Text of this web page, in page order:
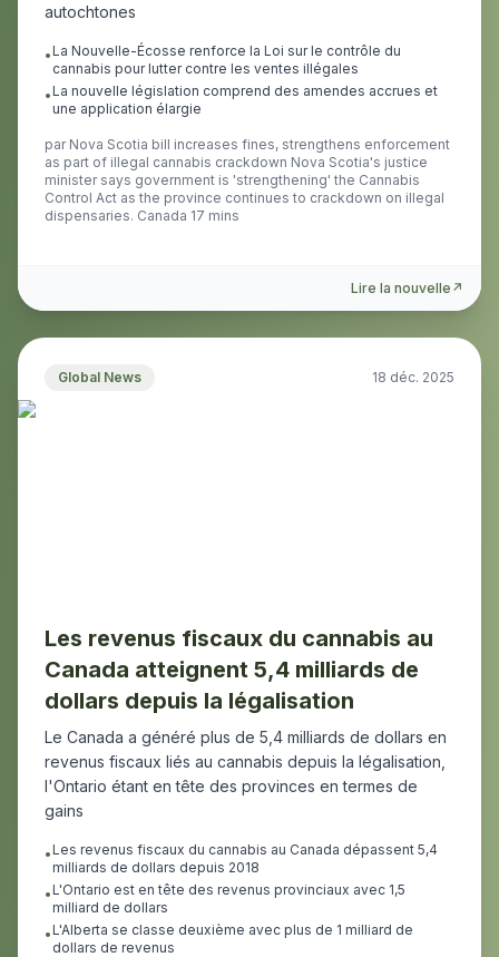
autochtones
•La Nouvelle-Écosse renforce la Loi sur le contrôle du
cannabis pour lutter contre les ventes illégales
•La nouvelle législation comprend des amendes accrues et
une application élargie
par Nova Scotia bill increases fines, strengthens enforcement
as part of illegal cannabis crackdown Nova Scotia's justice
minister says government is 'strengthening' the Cannabis
Control Act as the province continues to crackdown on illegal
dispensaries. Canada 17 mins
Lire la nouvelle ↗
Global News 18 déc. 2025
Les revenus fiscaux du cannabis au
Canada atteignent 5,4 milliards de
dollars depuis la légalisation
Le Canada a généré plus de 5,4 milliards de dollars en
revenus fiscaux liés au cannabis depuis la légalisation,
l'Ontario étant en tête des provinces en termes de
gains
•Les revenus fiscaux du cannabis au Canada dépassent 5,4
milliards de dollars depuis 2018
•L'Ontario est en tête des revenus provinciaux avec 1,5
milliard de dollars
•L'Alberta se classe deuxième avec plus de 1 milliard de
dollars de revenus